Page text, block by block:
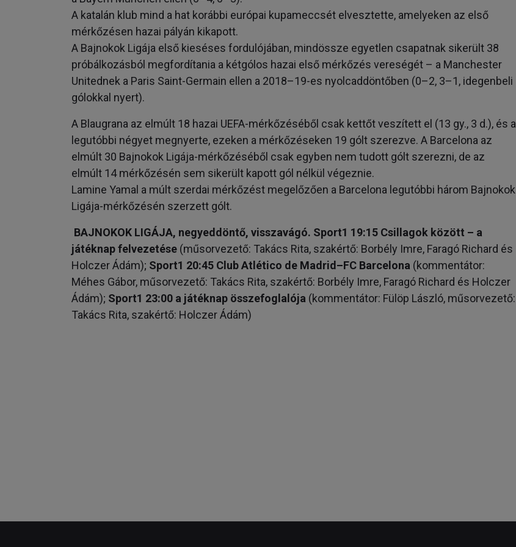
A katalán klub mind a hat korábbi európai kupameccsét elvesztette, amelyeken az első
mérkőzésen hazai pályán kikapott.
A Bajnokok Ligája első kieséses fordulójában, mindössze egyetlen csapatnak sikerült 38
próbálkozásból megfordítania a kétgólos hazai első mérkőzés vereségét – a Manchester
Unitednek a Paris Saint-Germain ellen a 2018–19-es nyolcaddöntőben (0–2, 3–1, idegenbeli
gólokkal nyert).
A Blaugrana az elmúlt 18 hazai UEFA-mérkőzéséből csak kettőt veszített el (13 gy., 3 d.), és a
legutóbbi négyet megnyerte, ezeken a mérkőzéseken 19 gólt szerezve. A Barcelona az
elmúlt 30 Bajnokok Ligája-mérkőzéséből csak egyben nem tudott gólt szerezni, de az
elmúlt 14 mérkőzésén sem sikerült kapott gól nélkül végeznie.
Lamine Yamal a múlt szerdai mérkőzést megelőzően a Barcelona legutóbbi három Bajnokok
Ligája-mérkőzésén szerzett gólt.
BAJNOKOK LIGÁJA, negyeddöntő, visszavágó. Sport1 19:15 Csillagok között – a
játéknap felvezetése (műsorvezető: Takács Rita, szakértő: Borbély Imre, Faragó Richard és
Holczer Ádám); Sport1 20:45 Club Atlético de Madrid–FC Barcelona (kommentátor:
Méhes Gábor, műsorvezető: Takács Rita, szakértő: Borbély Imre, Faragó Richard és Holczer
Ádám); Sport1 23:00 a játéknap összefoglalója (kommentátor: Fülöp László, műsorvezető:
Takács Rita, szakértő: Holczer Ádám)